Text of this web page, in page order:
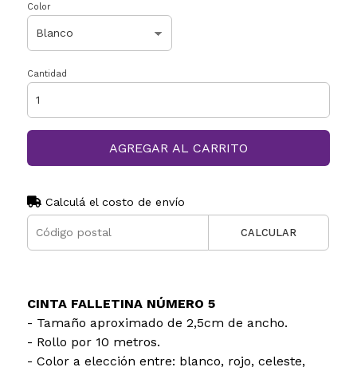
Color
Cantidad
AGREGAR AL CARRITO
Calculá el costo de envío
CALCULAR
CINTA FALLETINA NÚMERO 5
- Tamaño aproximado de 2,5cm de ancho.
- Rollo por 10 metros.
- Color a elección entre: blanco, rojo, celeste,